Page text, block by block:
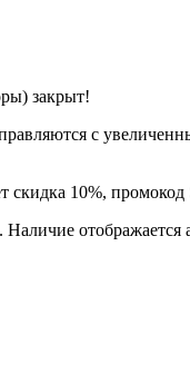
закрыт!
с
скидка 10%,